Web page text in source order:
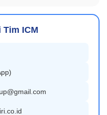
ICM